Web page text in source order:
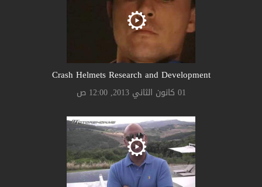
Crash Helmets Research and Development
01 كانون الثاني 2013, 12:00 ص